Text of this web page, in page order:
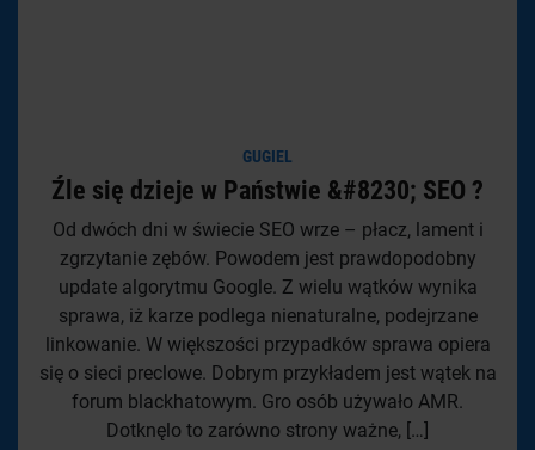
GUGIEL
Źle się dzieje w Państwie &#8230; SEO ?
Od dwóch dni w świecie SEO wrze – płacz, lament i
zgrzytanie zębów. Powodem jest prawdopodobny
update algorytmu Google. Z wielu wątków wynika
sprawa, iż karze podlega nienaturalne, podejrzane
linkowanie. W większości przypadków sprawa opiera
się o sieci preclowe. Dobrym przykładem jest wątek na
forum blackhatowym. Gro osób używało AMR.
Dotknęlo to zarówno strony ważne, […]